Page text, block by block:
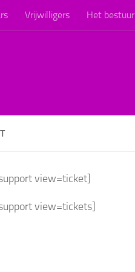
Vrijwilligers Het bestuur
view=ticket]
view=tickets]